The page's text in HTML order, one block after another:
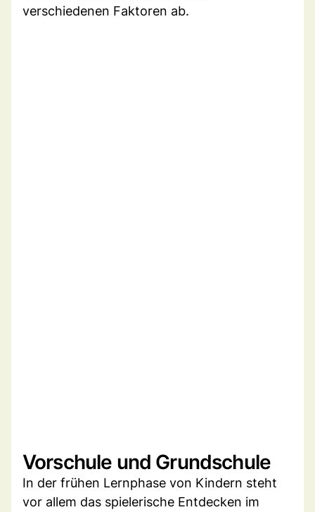
verschiedenen Faktoren ab.
Vorschule und Grundschule
In der frühen Lernphase von Kindern steht
vor allem das spielerische Entdecken im